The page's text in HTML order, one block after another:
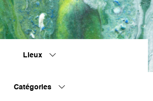
Lieux
Catégories